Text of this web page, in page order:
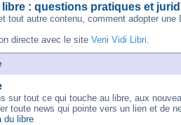
libre : questions pratiques et
tout autre contenu, comment adopter
directe avec le site Veni Vidi Libri.
sur tout ce qui touche au libre, aux
toute news qui pointe vers un lien et de
du libre